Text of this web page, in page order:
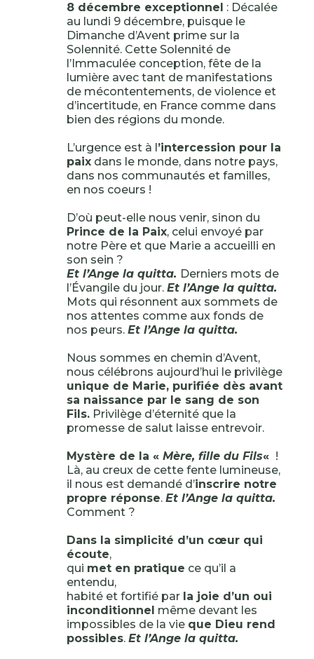
8 décembre exceptionnel : Décalée
au lundi 9 décembre, puisque le
Dimanche d’Avent prime sur la
Solennité. Cette Solennité de
l’Immaculée conception, fête de la
lumière avec tant de manifestations
de mécontentements, de violence et
d’incertitude, en France comme dans
bien des régions du monde.
L’urgence est à l’intercession pour la
paixdans le monde, dans notre pays,
dans nos communautés et familles,
en nos coeurs !
D’où peut-elle nous venir, sinon du
Prince de la Paix, celui envoyé par
notre Père et que Marie a accueilli en
son sein ?
Et l’Ange la quitta. Derniers mots de
l’Évangile du jour. Et l’Ange la quitta.
Mots qui résonnent aux sommets de
nos attentes comme aux fonds de
nos peurs. Et l’Ange la quitta.
Nous sommes en chemin d’Avent,
nous célébrons aujourd’hui le privilège
unique de Marie, purifiée dès avant
sa naissance par le sang de son
Fils.Privilège d’éternité que la
promesse de salut laisse entrevoir.
Mystère de la « Mère, fille du Fils« !
Là, au creux de cette fente lumineuse,
il nous est demandé d’inscrire notre
propre réponse. Et l’Ange la quitta.
Comment ?
Dans la simplicité d’un cœur qui
écoute,
qui met en pratique ce qu’il a
entendu,
habité et fortifié par la joie d’un oui
inconditionnel même devant les
impossibles de la vie que Dieu rend
possibles. Et l’Ange la quitta.